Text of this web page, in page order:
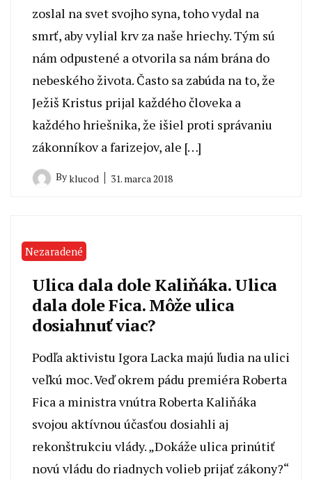
zoslal na svet svojho syna, toho vydal na
smrť, aby vylial krv za naše hriechy. Tým sú
nám odpustené a otvorila sa nám brána do
nebeského života. Často sa zabúda na to, že
Ježiš Kristus prijal každého človeka a
každého hriešnika, že išiel proti správaniu
zákonníkov a farizejov, ale […]
Byklucod 31. marca 2018
Nezaradené
Ulica dala dole Kaliňáka. Ulica
dala dole Fica. Môže ulica
dosiahnuť viac?
Podľa aktivistu Igora Lacka majú ľudia na ulici
veľkú moc. Veď okrem pádu premiéra Roberta
Fica a ministra vnútra Roberta Kaliňáka
svojou aktívnou účasťou dosiahli aj
rekonštrukciu vlády. „Dokáže ulica prinútiť
novú vládu do riadnych volieb prijať zákony?“